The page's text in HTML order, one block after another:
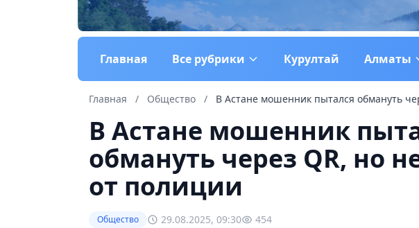
Главная Все рубрики Курултай Алматы
Главная / Общество / В Астане мошенник пытался обмануть
В Астане мошенник
обмануть через QR, но
от полиции
Общество 29.08.2025, 09:30 454